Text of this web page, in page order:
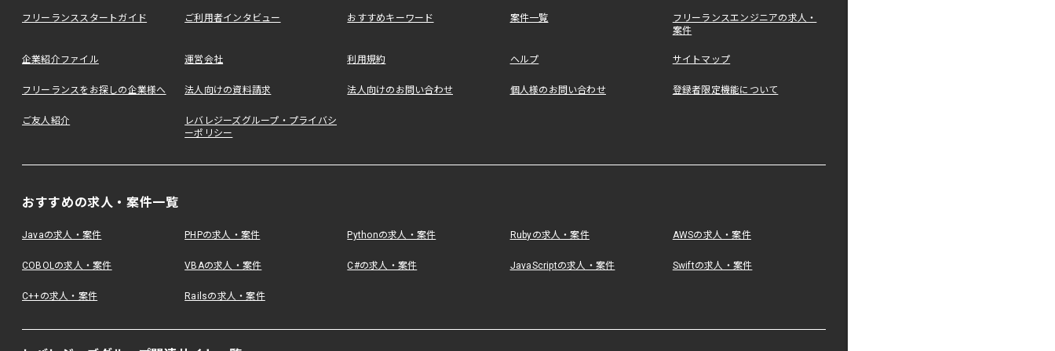
フリーランススタートガイド ご利用者インタビュー おすすめキーワード 案件一覧
フリーランスエンジニアの求人・
案件
企業紹介ファイル 運営会社 利用規約 ヘルプ サイトマップ
フリーランスをお探しの企業様へ 法人向けの資料請求 法人向けのお問い合わせ 個人様のお問い合わせ 登録者限定機能について
ご友人紹介
レバレジーズグループ・プライバシ
ーポリシー
おすすめの求人・案件一覧
Javaの求人・案件 PHPの求人・案件 Pythonの求人・案件 Rubyの求人・案件 AWSの求人・案件
COBOLの求人・案件 VBAの求人・案件 C#の求人・案件 JavaScriptの求人・案件 Swiftの求人・案件
C++の求人・案件 Railsの求人・案件